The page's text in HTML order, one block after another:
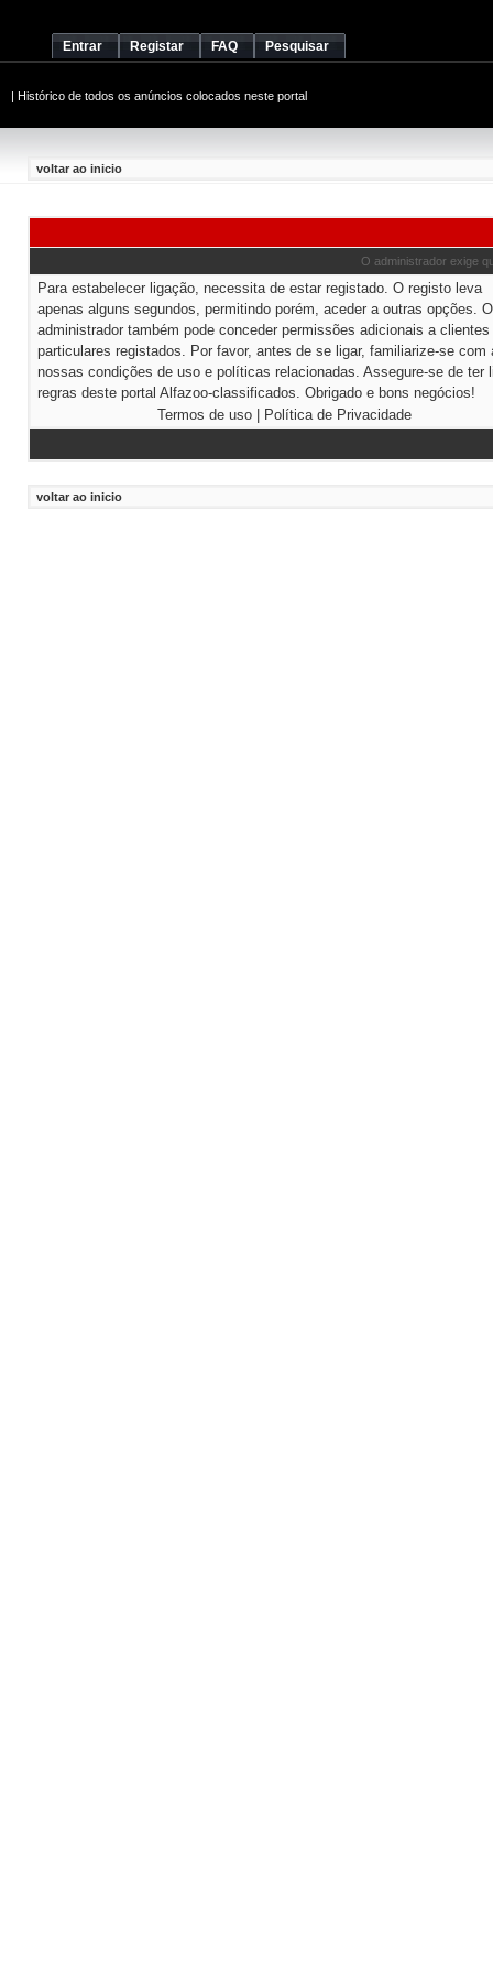
Entrar Registar FAQ Pesquisar
| Histórico de todos os anúncios colocados neste portal
voltar ao inicio
O administrador exige
Para estabelecer ligação, necessita de estar registado. O registo leva
apenas alguns segundos, permitindo porém, aceder a outras opções. O
administrador também pode conceder permissões adicionais a clientes
particulares registados. Por favor, antes de se ligar, familiarize-se com
nossas condições de uso e políticas relacionadas. Assegure-se de ter
regras deste portal Alfazoo-classificados. Obrigado e bons negócios!
Termos de uso| Política de Privacidade
voltar ao inicio